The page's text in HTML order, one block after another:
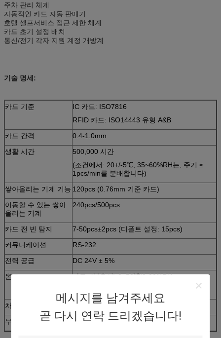
메시지를 남겨주세요
곧 다시 연락 드리겠습니다!
주차 관리 체계
자동적인 카드 자동 판매기
호텔 셀프서비스 접근 제한 체계
카드 초기 설정 배치
통신/전기 각자 지원 계정 개방계
기술 명세:
카드 기준
IC 카드: ISO7816
RFID 카드: ISO14443 유형 A&B
카드 간격
0.4-1.0mm
생활 시간
500,000 시간
(조건에서: 20+/-5℃, 35~60%RH는, 주기 ≤
1pcs/min를 분배합니다)
쌓아올리는 기계 기능 120pcs (0.76mm 기준 카드)
이동할 수 있는 쌓아
올리는 기계
240pcs/500pcs
카드 전 빈 탐지
7-50pcs±2pcs (디폴트 설정: 15pcs)
커뮤니케이션
RS-232
전력 공급
DC 24V ± 5%
온도
가동: (불응식) 0~50℃/0-90%RH
차원 (L*W*H)
256 * 99.8* 165mm
무게
대강 2.0kg